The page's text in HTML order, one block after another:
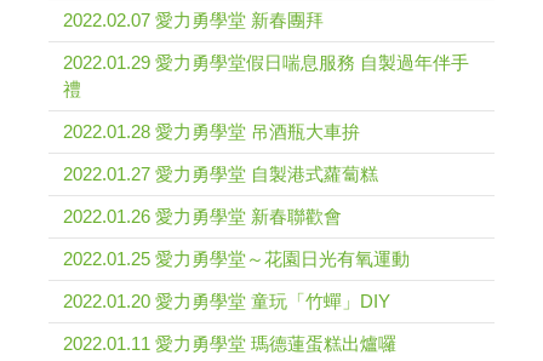
2022.02.07 愛力勇學堂 新春團拜
2022.01.29 愛力勇學堂假日喘息服務 自製過年伴手
禮
2022.01.28 愛力勇學堂 吊酒瓶大車拚
2022.01.27 愛力勇學堂 自製港式蘿蔔糕
2022.01.26 愛力勇學堂 新春聯歡會
2022.01.25 愛力勇學堂～花園日光有氧運動
2022.01.20 愛力勇學堂 童玩「竹蟬」DIY
2022.01.11 愛力勇學堂 瑪德蓮蛋糕出爐囉